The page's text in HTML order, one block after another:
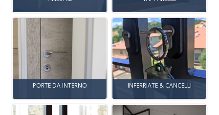
PORTE DA INTERNO INFERRIATE & CANCELLI